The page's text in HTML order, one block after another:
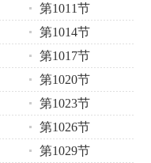
第1011节
第1014节
第1017节
第1020节
第1023节
第1026节
第1029节